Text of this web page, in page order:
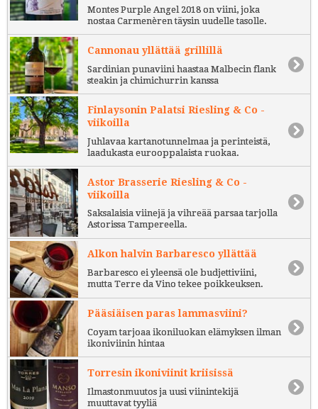
Montes Purple Angel 2018 on viini, joka
nostaa Carmenèren täysin uudelle tasolle.
Cannonau yllättää grillillä
Sardinian punaviini haastaa Malbecin flank
steakin ja chimichurrin kanssa
Finlaysonin Palatsi Riesling & Co -
viikoilla
Juhlavaa kartanotunnelmaa ja perinteistä,
laadukasta eurooppalaista ruokaa.
Astor Brasserie Riesling & Co -
viikoilla
Saksalaisia viinejä ja vihreää parsaa tarjolla
Astorissa Tampereella.
Alkon halvin Barbaresco yllättää
Barbaresco ei yleensä ole budjettiviini,
mutta Terre da Vino tekee poikkeuksen.
Pääsiäisen paras lammasviini?
Coyam tarjoaa ikoniluokan elämyksen ilman
ikoniviinin hintaa
Torresin ikoniviinit kriisissä
Ilmastonmuutos ja uusi viinintekijä
muuttavat tyyliä